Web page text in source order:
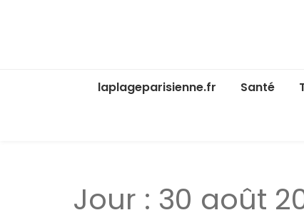
laplageparisienne.fr Santé
Jour : 30 août